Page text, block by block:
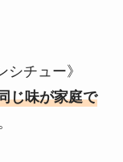
チュー》
じ味が家庭で